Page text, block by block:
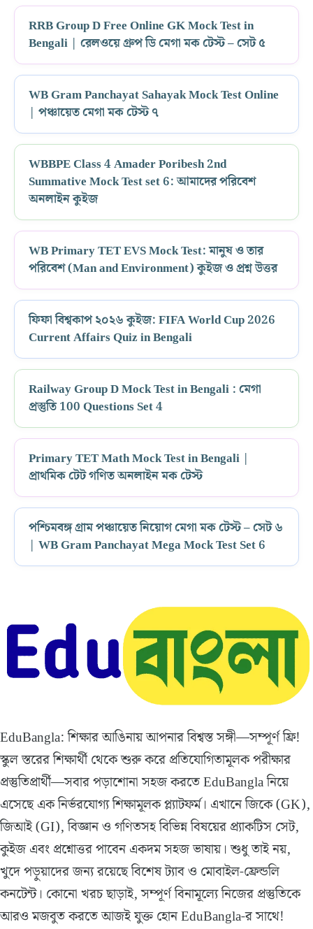
RRB Group D Free Online GK Mock Test in
Bengali | রেলওয়ে গ্রুপ ডি মেগা মক টেস্ট – সেট ৫
WB Gram Panchayat Sahayak Mock Test Online
| পঞ্চায়েত মেগা মক টেস্ট ৭
WBBPE Class 4 Amader Poribesh 2nd
Summative Mock Test set 6: আমাদের পরিবেশ
অনলাইন কুইজ
WB Primary TET EVS Mock Test: মানুষ ও তার
পরিবেশ (Man and Environment) কুইজ ও প্রশ্ন উত্তর
ফিফা বিশ্বকাপ ২০২৬ কুইজ: FIFA World Cup 2026
Current Affairs Quiz in Bengali
Railway Group D Mock Test in Bengali : মেগা
প্রস্তুতি 100 Questions Set 4
Primary TET Math Mock Test in Bengali |
প্রাথমিক টেট গণিত অনলাইন মক টেস্ট
পশ্চিমবঙ্গ গ্রাম পঞ্চায়েত নিয়োগ মেগা মক টেস্ট – সেট ৬
| WB Gram Panchayat Mega Mock Test Set 6
EduBangla: শিক্ষার আঙিনায় আপনার বিশ্বস্ত সঙ্গী—সম্পূর্ণ ফ্রি!
স্কুল স্তরের শিক্ষার্থী থেকে শুরু করে প্রতিযোগিতামূলক পরীক্ষার
প্রস্তুতিপ্রার্থী—সবার পড়াশোনা সহজ করতে EduBangla নিয়ে
এসেছে এক নির্ভরযোগ্য শিক্ষামূলক প্ল্যাটফর্ম। এখানে জিকে (GK),
জিআই (GI), বিজ্ঞান ও গণিতসহ বিভিন্ন বিষয়ের প্র্যাকটিস সেট,
কুইজ এবং প্রশ্নোত্তর পাবেন একদম সহজ ভাষায়। শুধু তাই নয়,
খুদে পড়ুয়াদের জন্য রয়েছে বিশেষ ট্যাব ও মোবাইল-ফ্রেন্ডলি
কনটেন্ট। কোনো খরচ ছাড়াই, সম্পূর্ণ বিনামূল্যে নিজের প্রস্তুতিকে
আরও মজবুত করতে আজই যুক্ত হোন EduBangla-র সাথে!